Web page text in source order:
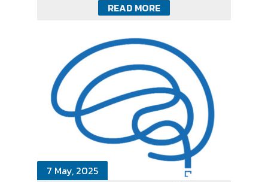
READ MORE
7 May, 2025